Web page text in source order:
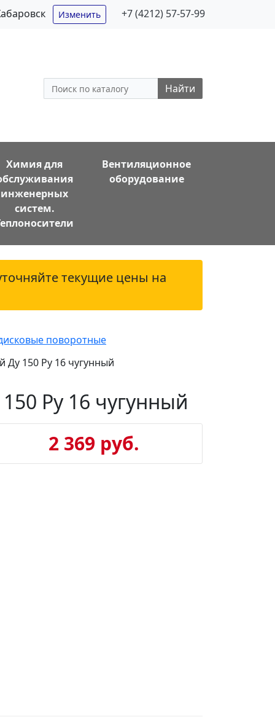
Изменить +7 (4212) 57-57-99
Найти
Химия для
инженерных
систем.
Вентиляционное
оборудование
текущие цены на
поворотные
150 Ру 16 чугунный
Ру 16 чугунный
2 369 руб.